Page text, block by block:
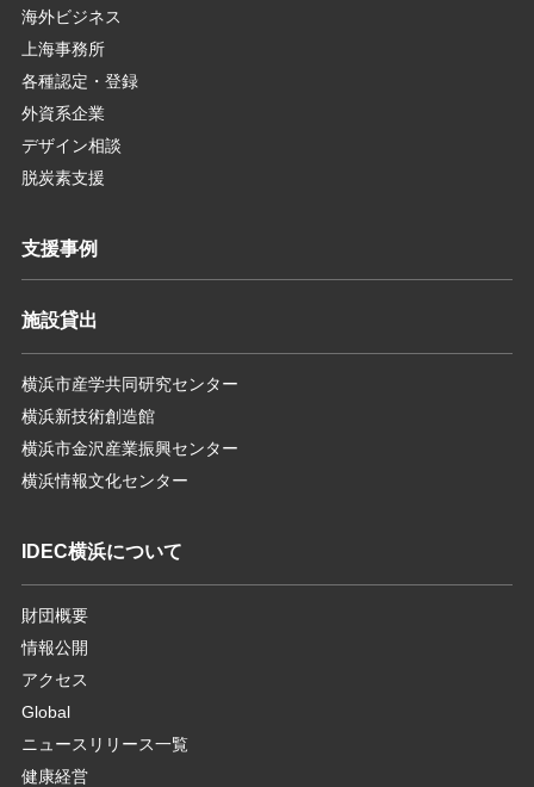
海外ビジネス
上海事務所
各種認定・登録
外資系企業
デザイン相談
脱炭素支援
支援事例
施設貸出
横浜市産学共同研究センター
横浜新技術創造館
横浜市金沢産業振興センター
横浜情報文化センター
IDEC横浜について
財団概要
情報公開
アクセス
Global
ニュースリリース一覧
健康経営